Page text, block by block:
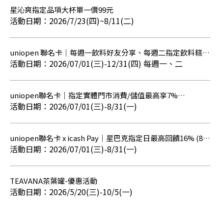
星沁爽指定品項大杯單一價99元
2026/7/23(四)~8/11(二)
uniopen 聯名卡｜每週一飲料好友分享、每週二指定飲料糕點
組合享8折優惠2026/07/01(三)-12/31(四) 每週一、二
uniopen聯名卡｜指定實體門市消費/儲值最高享7%
OPENPOINT點數回饋2026/07/01(三)-8/31(一)
uniopen聯名卡 x icash Pay｜星巴克指定日最高回饋16% (8月
【筆筆回饋5%】贈點活動已額滿)
2026/07/01(三)-8/31(一)
TEAVANA茶葉罐-優惠活動
2026/5/20(三)-10/5(一)